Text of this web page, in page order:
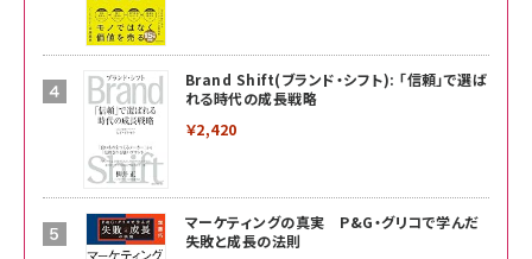
Brand Shift(ブランド・シフト): 「信頼」で選ば
れる時代の成長戦略
￥2,420
マーケティングの真実 P&G・グリコで学んだ
失敗と成長の法則